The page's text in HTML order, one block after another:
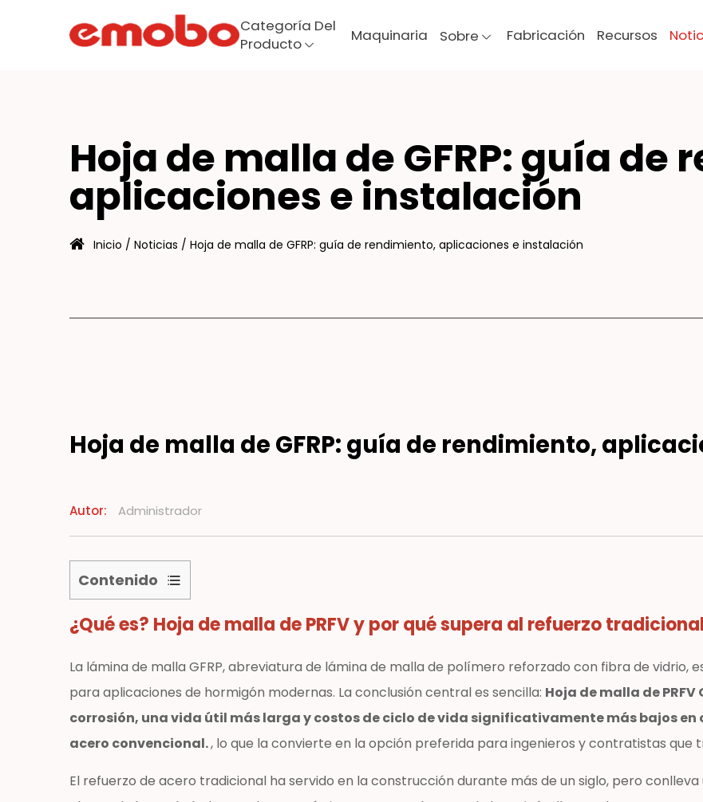
Categoría del producto
Maquinaria
Noticias
Categoría Del
Producto
Maquinaria Sobre Fabricación Recursos
Hoja de malla de GFRP: guía de
aplicaciones e instalación
Inicio / Noticias / Hoja de malla de GFRP: guía de rendimiento, aplicaciones e instalación
Hoja de malla de GFRP: guía de rendimiento,
Autor: Administrador
Contenido
1
¿Qué
Hoja
de
malla
PRFV
y
¿Qué es? Hoja de malla de PRFVy por qué supera al refuerzo tradicional
La lámina de malla GFRP, abreviatura de lámina de malla de polímero reforzado con fibra de vidrio,
para aplicaciones de hormigón modernas. La conclusión central es sencilla: Hoja de malla de PRFV
corrosión, una vida útil más larga y costos de ciclo de vida significativamente más bajos
acero convencional., lo que la convierte en la opción preferida para ingenieros y contratistas que
El refuerzo de acero tradicional ha servido en la construcción durante más de un siglo, pero